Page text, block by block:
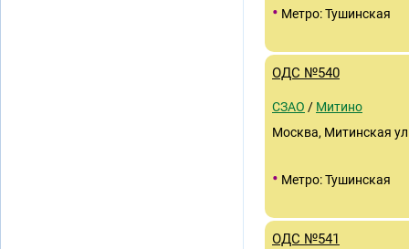
• Метро: Тушинская
ОДС №540
СЗАО / Митино
Москва, Митинская
• Метро: Тушинская
ОДС №541